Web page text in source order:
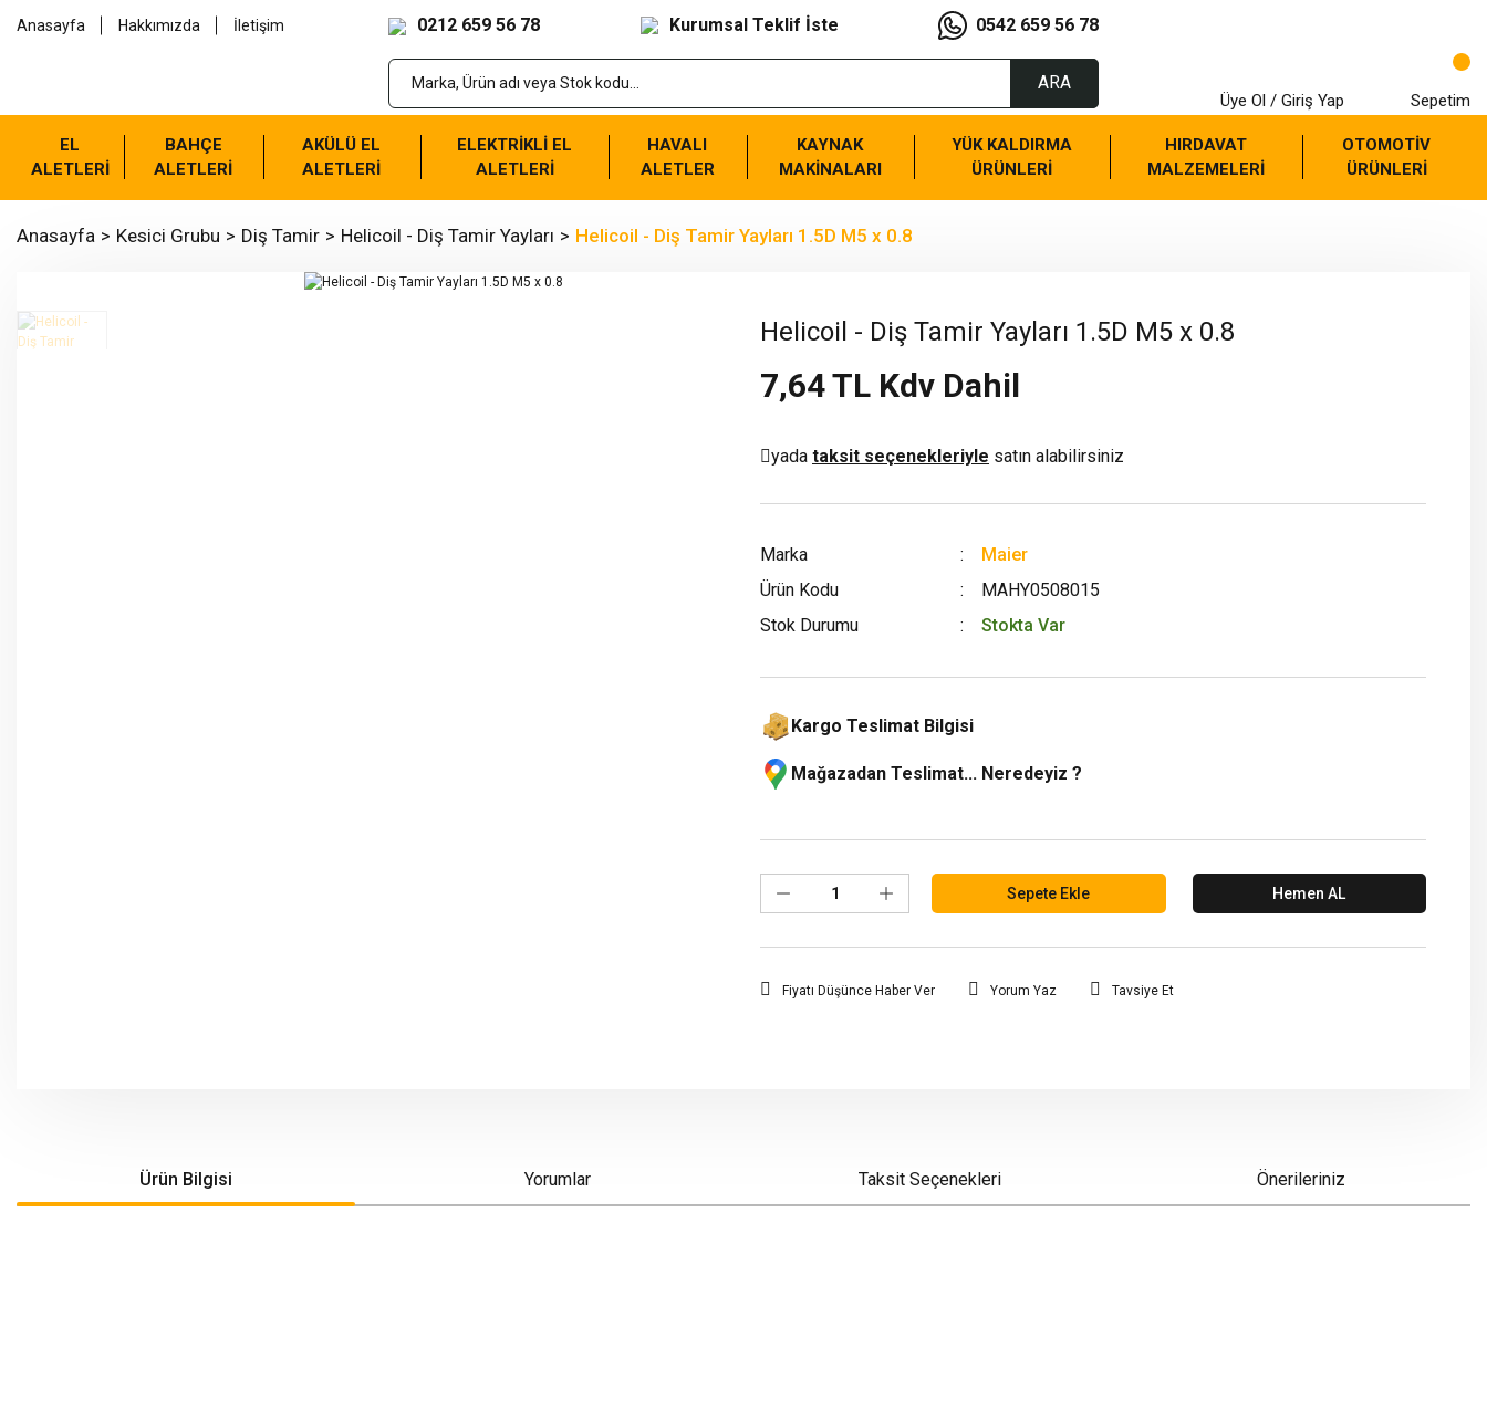
Anasayfa Hakkımızda İletişim 0212 659 56 78 Kurumsal Teklif İste 0542 659 56 78
ARA
Üye Ol / Giriş Yap Sepetim
EL
ALETLERİ
BAHÇE
ALETLERİ
AKÜLÜ EL
ALETLERİ
ELEKTRİKLİ EL
ALETLERİ
HAVALI
ALETLER
KAYNAK
MAKİNALARI
YÜK KALDIRMA
ÜRÜNLERİ
HIRDAVAT
MALZEMELERİ
OTOMOTİV
ÜRÜNLERİ
Anasayfa Kesici Grubu Diş Tamir Helicoil - Diş Tamir Yayları Helicoil - Diş Tamir Yayları 1.5D M5 x 0.8
Helicoil - Diş Tamir Yayları 1.5D M5 x 0.8
7,64 TL Kdv Dahil
yada taksit seçenekleriyle satın alabilirsiniz
Marka
Maier
Ürün Kodu
MAHY0508015
Stok Durumu
Stokta Var
Kargo Teslimat Bilgisi
Mağazadan Teslimat... Neredeyiz ?
Sepete Ekle Hemen AL
Fiyatı Düşünce Haber Ver Yorum Yaz Tavsiye Et
Ürün Bilgisi Yorumlar Taksit Seçenekleri Önerileriniz